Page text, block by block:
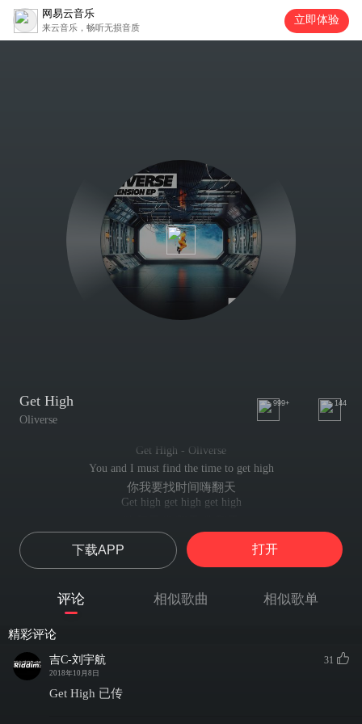
网易云音乐
来云音乐，畅听无损音质
立即体验
Get High
Oliverse
999+ 144
Get High - Oliverse
You and I must find the time to get high
你我要找时间嗨翻天
Get high get high get high
You and I must find the time to get high
你我要找时间嗨翻天
Get high get high get high
You and I must find the time to get high
You and I must find the time to get high
下载APP 打开
评论 相似歌曲 相似歌单
精彩评论
吉C-刘宇航
2018年10月8日
31
Get High 已传